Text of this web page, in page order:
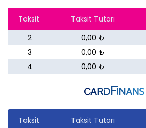
Taksit Taksit Tutarı
2
0,00 ₺
3
0,00 ₺
4
0,00 ₺
Taksit Taksit Tutarı